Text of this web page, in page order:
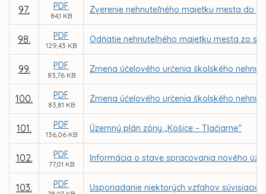
97. PDF
84,1 KB
Zverenie nehnuteľného majetku mesta do
98. PDF
129,43 KB
Odňatie nehnuteľného majetku mesta zo
99. PDF
83,76 KB
Zmena účelového určenia školského
100. PDF
83,81 KB
Zmena účelového určenia školského
101. PDF
136,06 KB
Územný plán zóny „Košice – Tlačiarne“
102. PDF
77,01 KB
Informácia o stave spracovania nového
103. PDF Usporiadanie niektorých vzťahov